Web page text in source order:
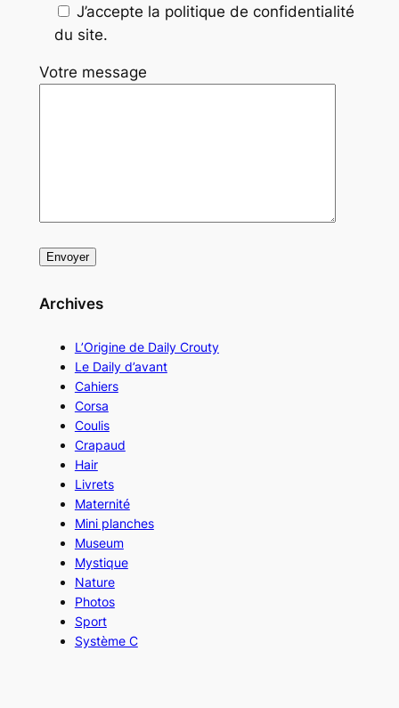
J’accepte la politique de confidentialité
du site.
Votre message
Archives
L’Origine de Daily Crouty
Le Daily d’avant
Cahiers
Corsa
Coulis
Crapaud
Hair
Livrets
Maternité
Mini planches
Museum
Mystique
Nature
Photos
Sport
Système C